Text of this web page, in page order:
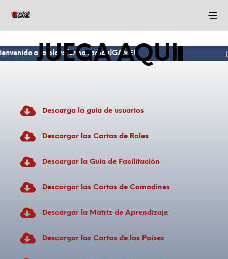
a la plataforma radicalGAME!
JUEGA AQUI
Descarga la guía de usuarios
Descargar las Cartas de Roles
Descargar la Guía de Facilitación
Descargar las Cartas de Comodines
Descargar la Matriz de Aprendizaje
Descargar las Cartas de los Países